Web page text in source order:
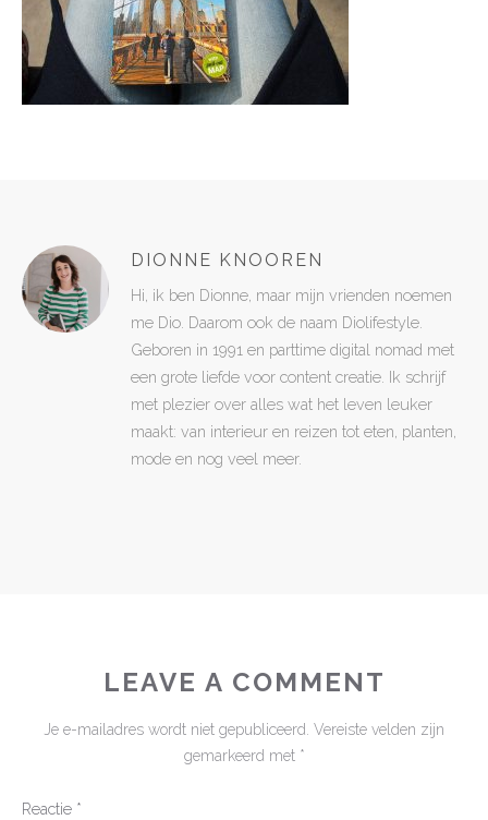
DIONNE KNOOREN
Hi, ik ben Dionne, maar mijn vrienden noemen
me Dio. Daarom ook de naam Diolifestyle.
Geboren in 1991 en parttime digital nomad met
een grote liefde voor content creatie. Ik schrijf
met plezier over alles wat het leven leuker
maakt: van interieur en reizen tot eten, planten,
mode en nog veel meer.
LEAVE A COMMENT
Je e-mailadres wordt niet gepubliceerd. Vereiste velden zijn
gemarkeerd met *
Reactie *